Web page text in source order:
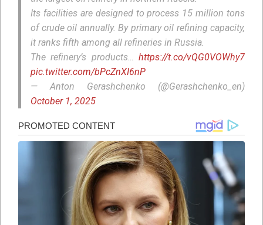
Its facilities are designed to process 15 million tons
of crude oil annually. By primary oil refining capacity,
it ranks fifth among all refineries in Russia.
The refinery’s products… https://t.co/vQG0VOWhy7
pic.twitter.com/bPcZnXI6nP
— Anton Gerashchenko (@Gerashchenko_en)
October 1, 2025